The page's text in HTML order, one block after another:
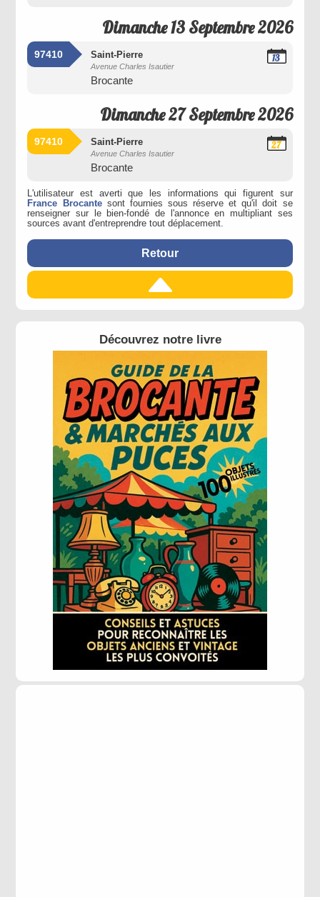
Dimanche 13 Septembre 2026
97410 Saint-Pierre
Avenue Charles Isautier
Brocante
13
Dimanche 27 Septembre 2026
97410 Saint-Pierre
Avenue Charles Isautier
Brocante
27
L'utilisateur est averti que les informations qui figurent sur
France Brocantesont fournies sous réserve et qu'il doit se
renseigner sur le bien-fondé de l'annonce en multipliant ses
sources avant d'entreprendre tout déplacement.
Retour
Découvrez notre livre